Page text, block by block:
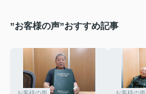
”お客様の声”おすすめ記事